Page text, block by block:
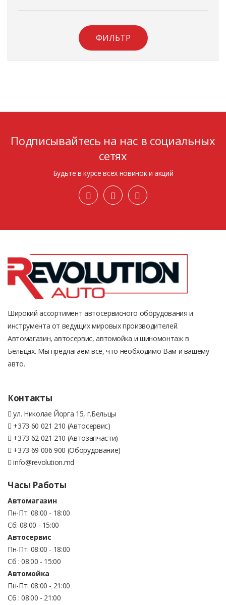
ФИЛЬТР
Подписывайтесь на нас в социальных
сетях
Будьте в курсе всех новинок и акций
Широкий ассортимент автосервисного оборудования и
инструмента от ведущих мировых производителей.
Автомагазин, автосервис, автомойка и шиномонтаж в
Бельцах. Мы предлагаем все, что необходимо Вам и вашему
авто.
Контакты
ул. Николае Йорга 15, г.Бельцы
+373 60 021 210 (Автосервис)
+373 62 021 210 (Автозапчасти)
+373 69 006 900 (Оборудование)
info@revolution.md
Часы Работы
Автомагазин
Пн-Пт: 08:00 - 18:00
Сб: 08:00 - 15:00
Автосервис
Пн-Пт: 08:00 - 18:00
Сб : 08:00 - 15:00
Автомойка
Пн-Пт: 08:00 - 21:00
Сб : 08:00 - 21:00